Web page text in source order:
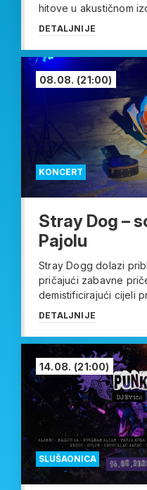
hitove u akustičnom
DETALJNIJE
KONCERT
08.08. (21:00)
Stray Dog –
Pajolu
Stray Dogg dolazi
pričajući zabavne
demistificirajući cijeli
DETALJNIJE
SLUŠAONICA
14.08. (21:00)